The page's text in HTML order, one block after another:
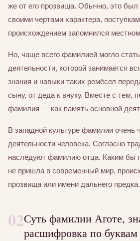
же от его прозвища. Обычно, это был
своими чертами характера,
происхождением запомнился
Но, чаще всего фамилией могло
деятельности, которой занимается
знания и навыки таких ремёсел
сыну, от деда к внуку. Вместе с тем,
фамилия — как память основной
В западной культуре фамилии очень
деятельности человека. Согласно
наследуют фамилию отца. Каким бы
не пришла в современный мир,
прозвища или имени дальнего предка.
02Суть фамилии Аготе,
расшифровка по буквам